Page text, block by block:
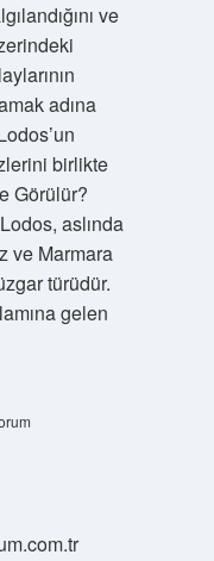
ve
adına
birlikte
Görülür?
aslında
ve Marmara
türüdür.
gelen